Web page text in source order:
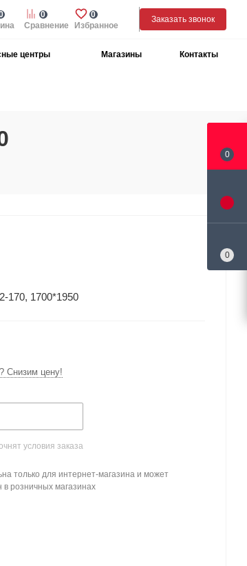
Избранное
0
Сравнение
0
Заказать звонок
центры Магазины Контакты
170, 1700*1950
Снизим цену!
условия заказа
только для интернет-магазина и может
в розничных магазинах
0
0